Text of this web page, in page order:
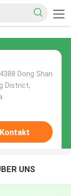
Dong Shan
District,
Kontakt
UNS